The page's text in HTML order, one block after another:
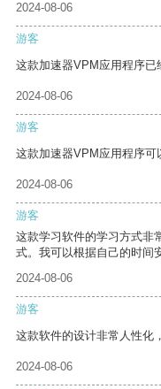
2024-08-06
游客
这款加速器VPM应用程序已
2024-08-06
游客
这款加速器VPM应用程序可
2024-08-06
游客
这款学习软件的学习方式非
式。我可以根据自己的时间
2024-08-06
游客
这款软件的设计非常人性化
2024-08-06